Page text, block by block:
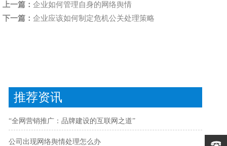
上一篇： 企业如何管理自身的网络舆情
下一篇： 企业应该如何制定危机公关处理策略
推荐资讯
“全网营销推广：品牌建设的互联网之道”
公司出现网络舆情处理怎么办